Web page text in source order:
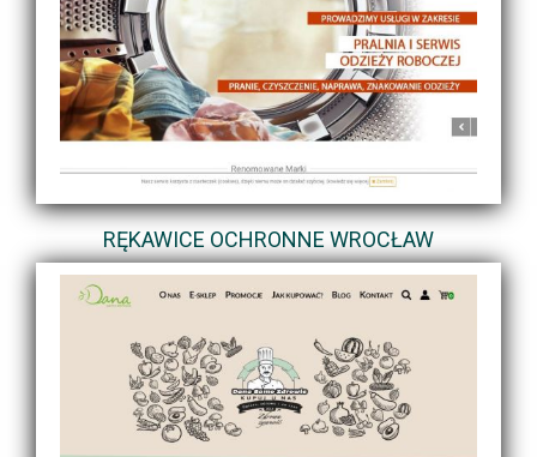
RĘKAWICE OCHRONNE WROCŁAW